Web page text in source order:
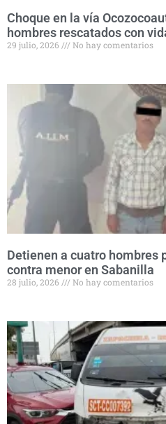
Choque en la vía
hombres rescatados con
29 julio, 2026 No hay comentarios
Detienen a cuatro hombres
contra menor en Sabanilla
28 julio, 2026 No hay comentarios